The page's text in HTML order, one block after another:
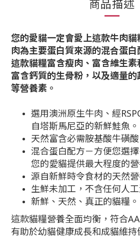
商品描述
您的愛貓一定會愛上這款牛肉
肉為主要蛋白質來源的混合蛋白
這款貓糧富含瘦肉、富含維生素
富含鈣質的生骨粉，以及適量
等營養素。
選用澳洲原生牛肉、經
自塔斯馬尼亞的新鮮鮭魚。
天然富含必需胺基酸牛磺酸
混合蛋白配方－方便您選
您的愛貓提供最大程度的營
源自新鮮時令食材的天然營
生鮮未加工，不含任何人
新鮮、天然、真正的貓糧。
這款貓糧營養全面均衡，符合
有助於幼貓健康成長和成貓維持